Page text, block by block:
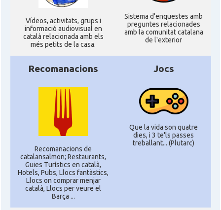
Blanc\"
Casal
Casal Català de Tolosa de
Llenguadoc
Centre Català d'Occitània
Casal
Centre Cultural Català - Casal Jaume
Casal Cercle Català de Marsella
Acció Oficina d'ACCIÓ Paris
Ví­deos, activitats, grups i
informació audiovisual en
català relacionada amb els
més petits de la casa.
Sistema d'enquestes amb
preguntes relacionades
amb la comunitat catalana
de l'exterior
Recomanacions
Recomanacions de
catalansalmon; Restaurants,
Guies Turístics en català,
Hotels, Pubs, Llocs fantàstics,
Llocs on comprar menjar
català, Llocs per veure el
Barça ...
Jocs
Que la vida son quatre
dies, i 3 te'ls passes
treballant... (Plutarc)